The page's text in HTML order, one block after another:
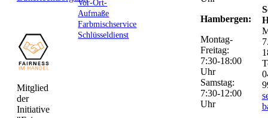
Mitglied
der
Initiative
Vor-Ort-
Aufmaße
Farbmischservice
Schlüsseldienst
Hambergen:
Montag-
Freitag:
7:30-18:00
Uhr
Samstag:
7:30-12:00
Uhr